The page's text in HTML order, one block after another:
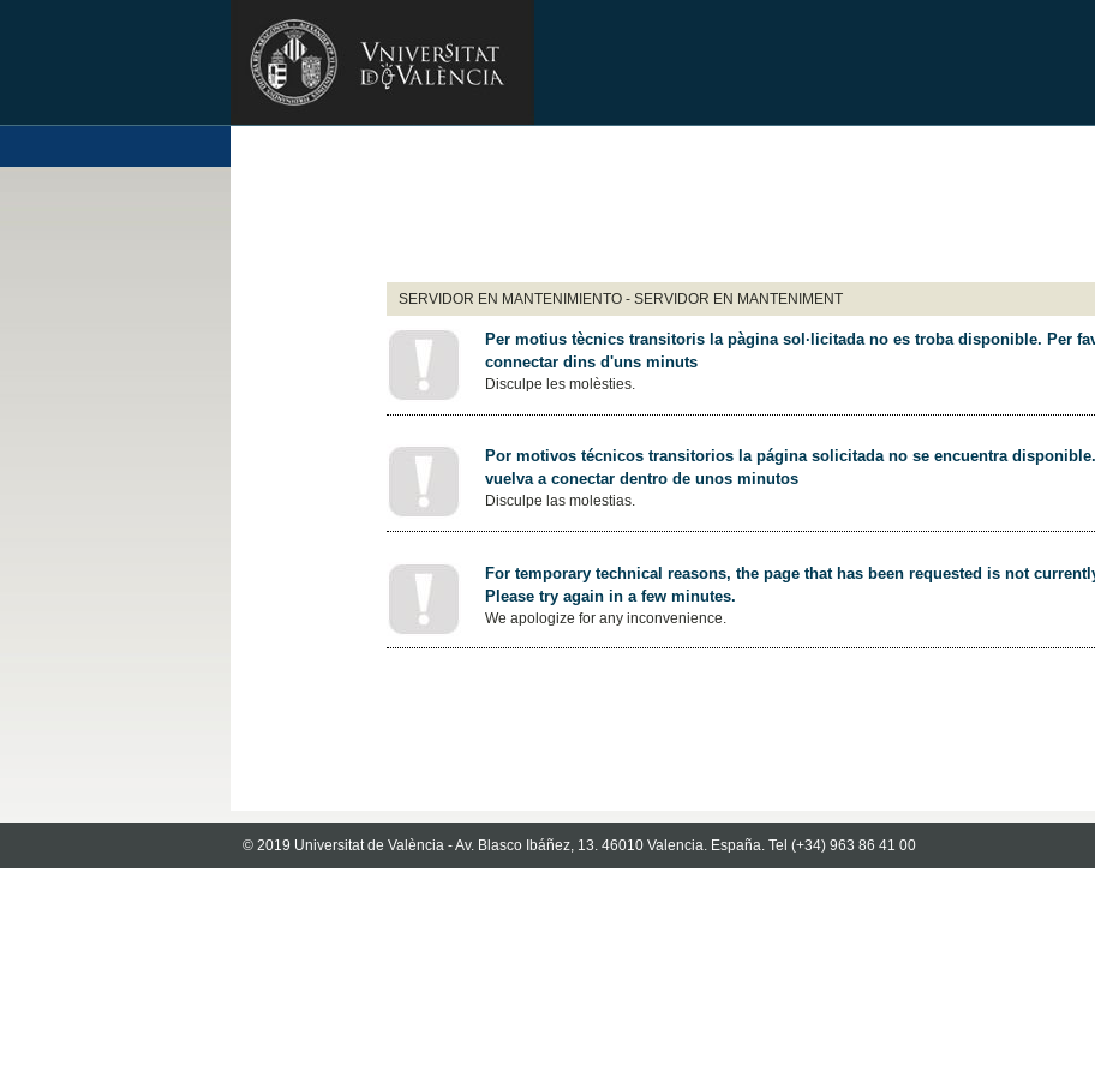
SERVIDOR EN MANTENIMIENTO - SERVIDOR EN MANTENIMENT
Per motius tècnics transitoris la pàgina sol·licitada no es troba disponible. Per
connectar dins d'uns minuts
Disculpe les molèsties.
Por motivos técnicos transitorios la página solicitada no se encuentra
vuelva a conectar dentro de unos minutos
Disculpe las molestias.
For temporary technical reasons, the page that has been requested is not
Please try again in a few minutes.
We apologize for any inconvenience.
© 2019 Universitat de València - Av. Blasco Ibáñez, 13. 46010 Valencia. España. Tel (+34) 963 86 41 00